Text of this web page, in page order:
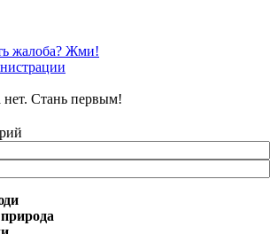
жалоба? Жми!
Стань первым!